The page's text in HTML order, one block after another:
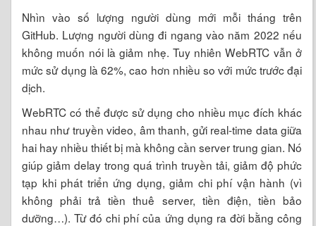
Nhìn vào số lượng người dùng mới mỗi tháng trên
GitHub. Lượng người dùng đi ngang vào năm 2022 nếu
không muốn nói là giảm nhẹ. Tuy nhiên WebRTC vẫn ở
mức sử dụng là 62%, cao hơn nhiều so với mức trước đại
dịch.
WebRTC có thể được sử dụng cho nhiều mục đích khác
nhau như truyền video, âm thanh, gửi real-time data giữa
hai hay nhiều thiết bị mà không cần server trung gian. Nó
giúp giảm delay trong quá trình truyền tải, giảm độ phức
tạp khi phát triển ứng dụng, giảm chi phí vận hành (vì
không phải trả tiền thuê server, tiền điện, tiền bảo
dưỡng…). Từ đó chi phí của ứng dụng ra đời bằng công